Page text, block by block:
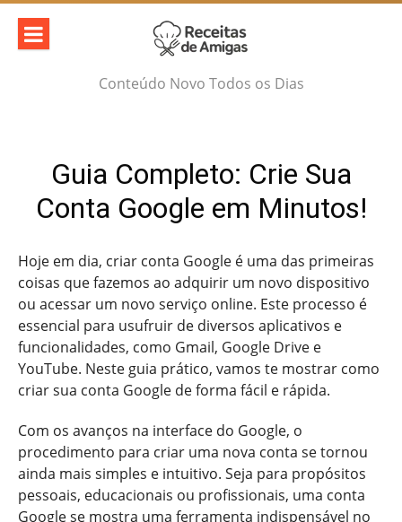
Skip
content
Conteúdo Novo Todos os Dias
Guia Completo: Crie Sua
Conta Google em Minutos!
Hoje em dia, criar conta Google é uma das primeiras
coisas que fazemos ao adquirir um novo dispositivo
ou acessar um novo serviço online. Este processo é
essencial para usufruir de diversos aplicativos e
funcionalidades, como Gmail, Google Drive e
YouTube. Neste guia prático, vamos te mostrar como
criar sua conta Google de forma fácil e rápida.
Com os avanços na interface do Google, o
procedimento para criar uma nova conta se tornou
ainda mais simples e intuitivo. Seja para propósitos
pessoais, educacionais ou profissionais, uma conta
Google se mostra uma ferramenta indispensável no